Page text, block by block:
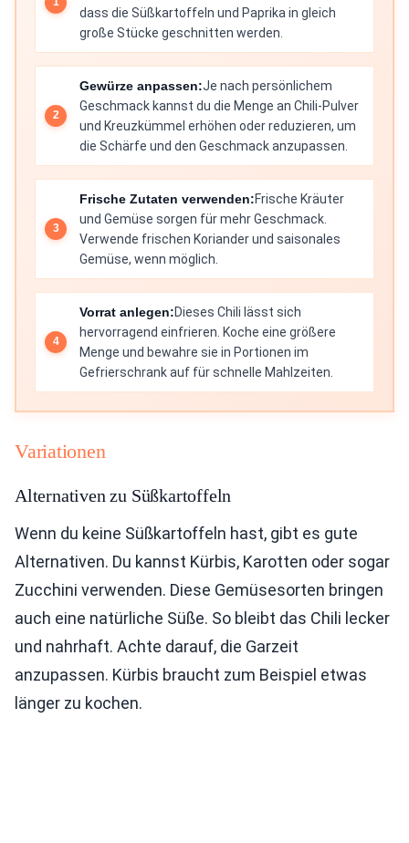
dass die Süßkartoffeln und Paprika in gleich
große Stücke geschnitten werden.
Gewürze anpassen:Je nach persönlichem
Geschmack kannst du die Menge an Chili-Pulver
und Kreuzkümmel erhöhen oder reduzieren, um
die Schärfe und den Geschmack anzupassen.
Frische Zutaten verwenden:Frische Kräuter
und Gemüse sorgen für mehr Geschmack.
Verwende frischen Koriander und saisonales
Gemüse, wenn möglich.
Vorrat anlegen:Dieses Chili lässt sich
hervorragend einfrieren. Koche eine größere
Menge und bewahre sie in Portionen im
Gefrierschrank auf für schnelle Mahlzeiten.
Variationen
Alternativen zu Süßkartoffeln
Wenn du keine Süßkartoffeln hast, gibt es gute
Alternativen. Du kannst Kürbis, Karotten oder sogar
Zucchini verwenden. Diese Gemüsesorten bringen
auch eine natürliche Süße. So bleibt das Chili lecker
und nahrhaft. Achte darauf, die Garzeit
anzupassen. Kürbis braucht zum Beispiel etwas
länger zu kochen.